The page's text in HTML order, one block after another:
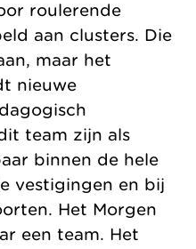
roulerende
aan clusters. Die
maar het
nieuwe
team zijn als
binnen de hele
vestigingen en bij
Het Morgen
een team. Het